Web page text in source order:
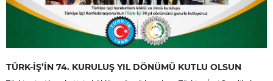
TÜRK-İŞ’İN 74. KURULUŞ YIL DÖNÜMÜ KUTLU OLSUN